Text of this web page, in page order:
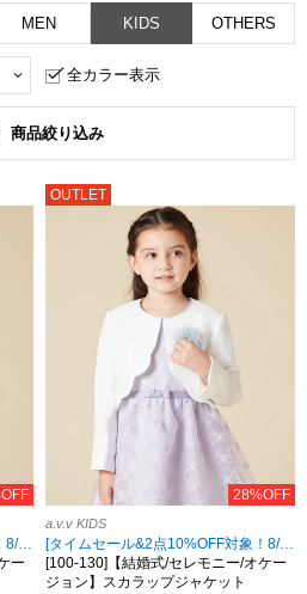
MEN KIDS OTHERS
全カラー表示
商品絞り込み
[タイムセール&2点10%OFF対象！8/17 8:59まで]
ー
OUTLET
28%OFF
a.v.v KIDS
[タイムセール&2点10%OFF対象！8/17 8:59まで]
[100-130]【結婚式/セレモニー/オケー
ジョン】スカラップジャケット